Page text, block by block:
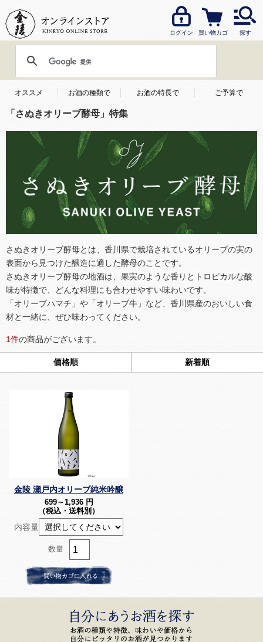
ログイン 買い物カゴ 探す
オススメ お酒の種類で お酒の特長で ご予算で
「さぬきオリーブ酵母」特集
さぬきオリーブ酵母とは、香川県で栽培されているオリーブの実の
表面から見つけた醸造に適した酵母のことです。
さぬきオリーブ酵母の地酒は、果実のような香りとトロピカルな酸
味が特徴で、どんな料理にも合わせやすい味わいです。
「オリーブハマチ」や「オリーブ牛」など、香川県産のおいしい食
材と一緒に、ぜひ味わってください。
1件の商品がございます。
価格順 新着順
金陵 瀬戸内オリーブ純米吟醸
699～1,936 円
（税込・送料別）
内容量
数量